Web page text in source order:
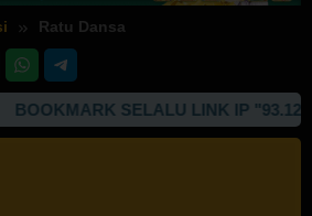
Ratu Dansa
SELALU LINK IP